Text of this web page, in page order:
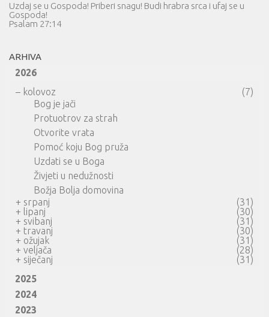
Uzdaj se u Gospoda! Priberi snagu! Budi hrabra srca i ufaj se u
Gospoda!
Psalam 27:14
ARHIVA
2026
– kolovoz
(7)
Bog je jači
Protuotrov za strah
Otvorite vrata
Pomoć koju Bog pruža
Uzdati se u Boga
Živjeti u nedužnosti
Božja Bolja domovina
+ srpanj
(31)
+ lipanj
(30)
+ svibanj
(31)
+ travanj
(30)
+ ožujak
(31)
+ veljača
(28)
+ siječanj
(31)
2025
2024
2023